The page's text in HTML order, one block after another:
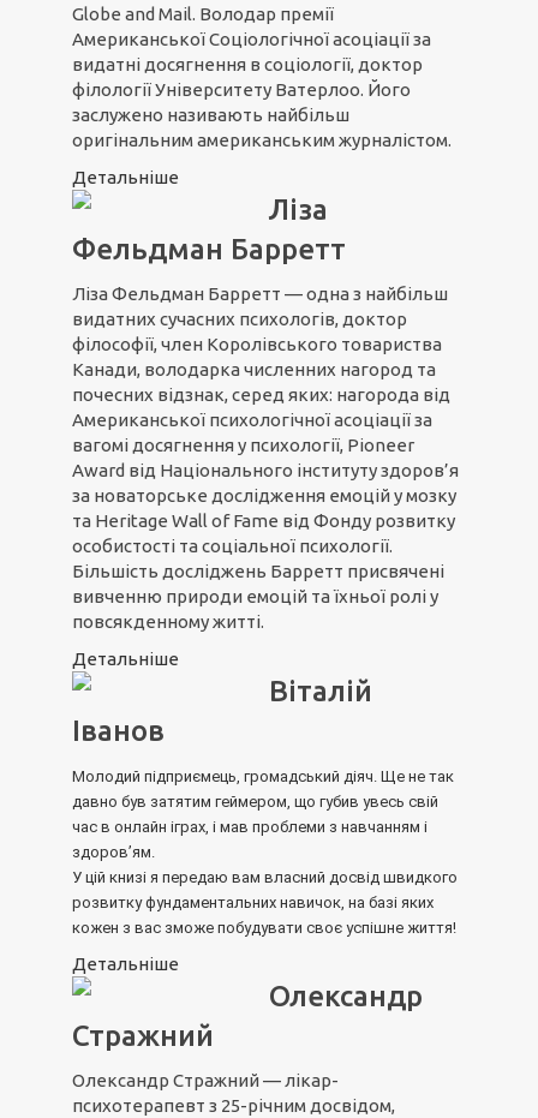
Globe and Mail. Володар премії
Американської Соціологічної асоціації за
видатні досягнення в соціології, доктор
філології Університету Ватерлоо. Його
заслужено називають найбільш
оригінальним американським журналістом.
Детальніше
Ліза
Фельдман Барретт
Ліза Фельдман Барретт — одна з найбільш
видатних сучасних психологів, доктор
філософії, член Королівського товариства
Канади, володарка численних нагород та
почесних відзнак, серед яких: нагорода від
Американської психологічної асоціації за
вагомі досягнення у психології, Pioneer
Award від Національного інституту здоров’я
за новаторське дослідження емоцій у мозку
та Heritage Wall of Fame від Фонду розвитку
особистості та соціальної психології.
Більшість досліджень Барретт присвячені
вивченню природи емоцій та їхньої ролі у
повсякденному житті.
Детальніше
Віталій
Іванов
Молодий підприємець, громадський діяч. Ще не так
давно був затятим геймером, що губив увесь свій
час в онлайн іграх, і мав проблеми з навчанням і
здоров’ям.
У цій книзі я передаю вам власний досвід швидкого
розвитку фундаментальних навичок, на базі яких
кожен з вас зможе побудувати своє успішне життя!
Детальніше
Олександр
Стражний
Олександр Стражний — лікар-
психотерапевт з 25-річним досвідом,